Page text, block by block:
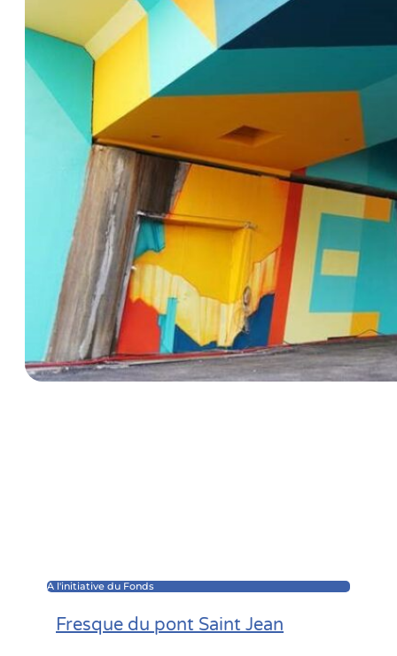
A l'initiative du Fonds
Fresque du pont Saint Jean